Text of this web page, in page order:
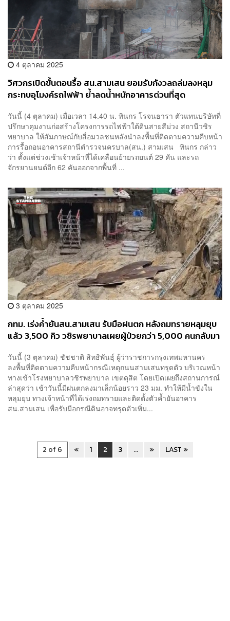
4 ตุลาคม 2025
วิศวกรเปิดขั้นตอนรื้อ สน.สามเสน ยอมรับกังวลถล่มลงหลุม
กระทบอุโมงค์รถไฟฟ้า ย้ำลดน้ำหนักอาคารด่วนที่สุด
วันนี้ (4 ตุลาคม) เมื่อเวลา 14.40 น. ทินกร โรจนธารา ตัวแทนบริษัทที่
ปรึกษาคุมงานก่อสร้างโครงการรถไฟฟ้าใต้ดินสายสีม่วง สถานีวชิร
พยาบาล ให้สัมภาษณ์กับสื่อมวลชนหลังนำลงพื้นที่ติดตามความคืบหน้า
การรื้อถอนอาคารสถานีตำรวจนครบาล(สน.) สามเสน ทินกร กล่าว
ว่า ตั้งแต่ช่วงเช้าเจ้าหน้าที่ได้เคลื่อนย้ายรถยนต์ 29 คัน และรถ
จักรยานยนต์อีก 62 คันออกจากพื้นที่ ...
3 ตุลาคม 2025
กทม. เร่งค้ำยันสน.สามเสน รับมือฝนตก หลังถมทรายหลุมยุบ
แล้ว 3,500 คิว วชิรพยาบาลเผยผู้ป่วยกว่า 5,000 คนกลับมา
วันนี้ (3 ตุลาคม) ชัชชาติ สิทธิพันธุ์ ผู้ว่าราชการกรุงเทพมหานคร
ลงพื้นที่ติดตามความคืบหน้ากรณีเหตุถนนสามเสนทรุดตัว บริเวณหน้า
ทางเข้าโรงพยาบาลวชิรพยาบาล เขตดุสิต โดยเปิดเผยถึงสถานการณ์
ล่าสุดว่า เช้าวันนี้มีฝนตกลงมาเล็กน้อยราว 23 มม. ทำให้มีน้ำขังใน
หลุมยุบ ทางเจ้าหน้าที่ได้เร่งถมทรายและติดตั้งตัวค้ำยันอาคาร
สน.สามเสน เพื่อรับมือกรณีดินอาจทรุดตัวเพิ่ม...
2 of 6 « 1 2 3 ... » LAST »